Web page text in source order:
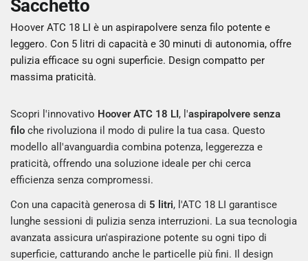
Sacchetto
Hoover ATC 18 LI è un aspirapolvere senza filo potente e
leggero. Con 5 litri di capacità e 30 minuti di autonomia, offre
pulizia efficace su ogni superficie. Design compatto per
massima praticità.
Scopri l'innovativo Hoover ATC 18 LI, l'aspirapolvere senza
filo che rivoluziona il modo di pulire la tua casa. Questo
modello all'avanguardia combina potenza, leggerezza e
praticità, offrendo una soluzione ideale per chi cerca
efficienza senza compromessi.
Con una capacità generosa di 5 litri, l'ATC 18 LI garantisce
lunghe sessioni di pulizia senza interruzioni. La sua tecnologia
avanzata assicura un'aspirazione potente su ogni tipo di
superficie, catturando anche le particelle più fini. Il design